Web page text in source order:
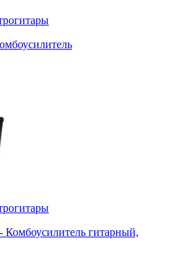
Комбоусилитель гитарный,